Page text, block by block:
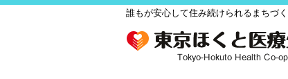
誰もが安心して住み続けられるまちづく